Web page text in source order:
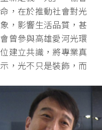
，在於推動社會對光
，影響生活品質，甚
曾參與高雄愛河光環
建立共識，將專業真
，光不只是裝飾，而